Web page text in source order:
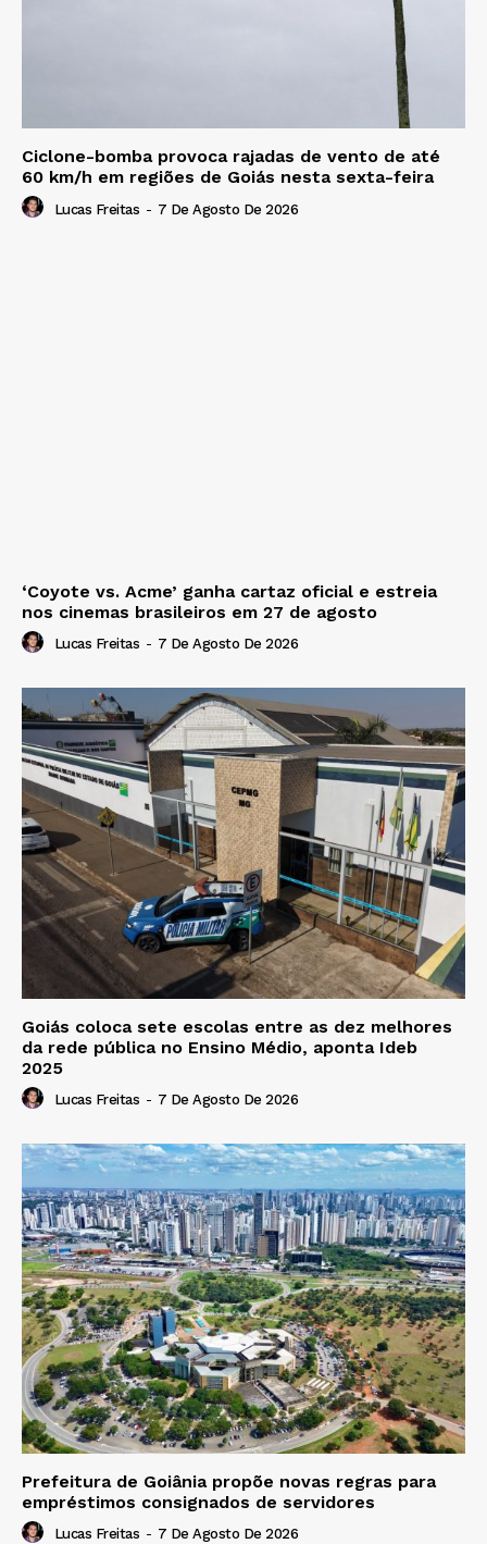
Ciclone-bomba provoca rajadas de vento de até
60 km/h em regiões de Goiás nesta sexta-feira
Lucas Freitas - 7 De Agosto De 2026
‘Coyote vs. Acme’ ganha cartaz oficial e estreia
nos cinemas brasileiros em 27 de agosto
Lucas Freitas - 7 De Agosto De 2026
Goiás coloca sete escolas entre as dez melhores
da rede pública no Ensino Médio, aponta Ideb
2025
Lucas Freitas - 7 De Agosto De 2026
Prefeitura de Goiânia propõe novas regras para
empréstimos consignados de servidores
Lucas Freitas - 7 De Agosto De 2026